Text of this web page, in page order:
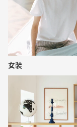
女裝